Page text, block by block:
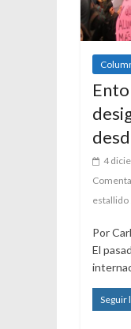
4
estallido
Por
El
Seguir